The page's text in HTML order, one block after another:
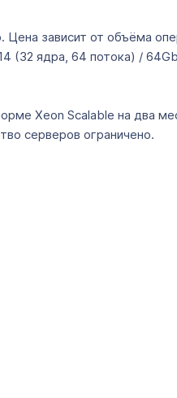
Цена зависит от объёма
(32 ядра, 64 потока) /
Xeon Scalable на два
серверов ограничено.